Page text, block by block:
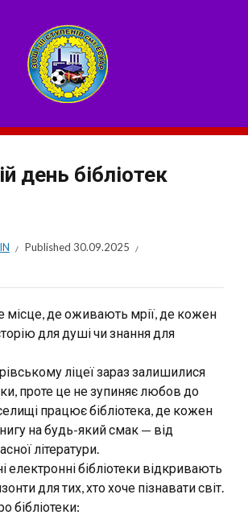
день бібліотек
Published 30.09.2025
місце, де оживають мрії, де кожен
для душі чи знання для
ліцеї зараз залишилися
проте це не зупиняє любов до
працює бібліотека, де кожен
на будь-який смак — від
літератури.
електронні бібліотеки відкривають
для тих, хто хоче пізнавати світ.
бібліотеки: